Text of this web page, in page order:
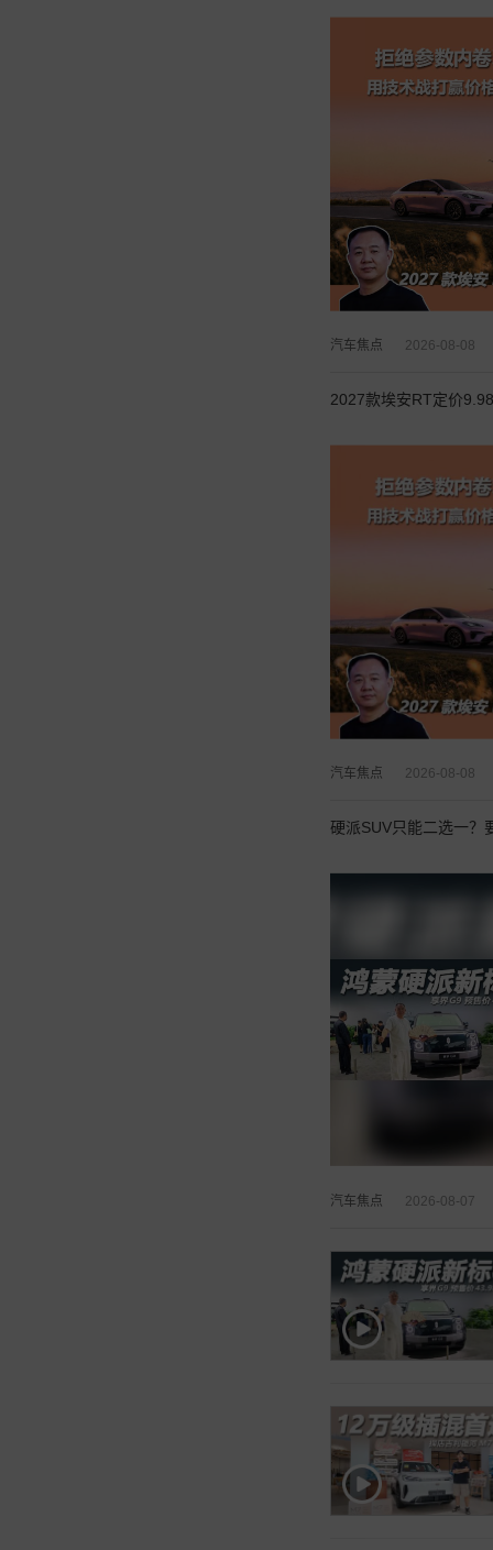
汽车焦点 2026-08-08
2027款埃安RT定价
汽车焦点 2026-08-08
硬派SUV只能二选一？
汽车焦点 2026-08-07